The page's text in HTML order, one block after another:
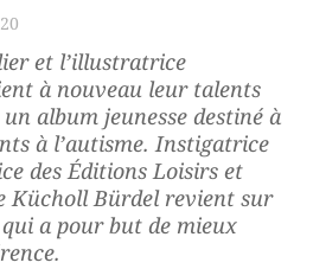
et l’illustratrice
à nouveau leur talents
un album jeunesse destiné à
à l’autisme. Instigatrice
des Éditions Loisirs et
Kücholl Bürdel revient sur
a pour but de mieux